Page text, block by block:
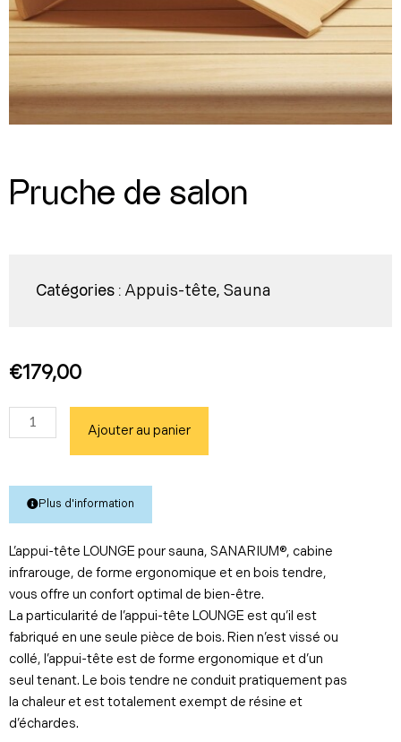
Pruche de salon
Catégories : Appuis-tête, Sauna
€179,00
quantité
de
salon
Ajouter au panier
Plus d'information
L’appui-tête LOUNGE pour sauna, SANARIUM®, cabine
infrarouge, de forme ergonomique et en bois tendre,
vous offre un confort optimal de bien-être.
La particularité de l’appui-tête LOUNGE est qu’il est
fabriqué en une seule pièce de bois. Rien n’est vissé ou
collé, l’appui-tête est de forme ergonomique et d’un
seul tenant. Le bois tendre ne conduit pratiquement pas
la chaleur et est totalement exempt de résine et
d’échardes.